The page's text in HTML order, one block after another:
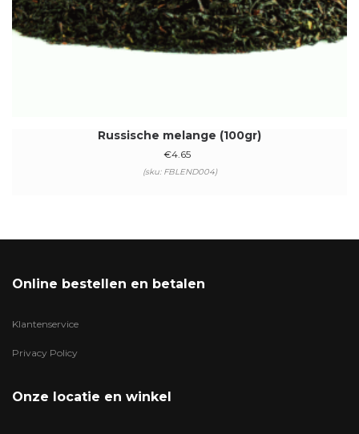
Russische melange (100gr)
€4.65
(sku: FBLEND004)
Online bestellen en betalen
Klantenservice
Privacy Policy
Onze locatie en winkel